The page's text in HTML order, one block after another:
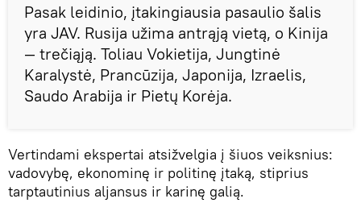
Pasak leidinio, įtakingiausia pasaulio šalis
yra JAV. Rusija užima antrąją vietą, o Kinija
— trečiąją. Toliau Vokietija, Jungtinė
Karalystė, Prancūzija, Japonija, Izraelis,
Saudo Arabija ir Pietų Korėja.
Vertindami ekspertai atsižvelgia į šiuos veiksnius:
vadovybę, ekonominę ir politinę įtaką, stiprius
tarptautinius aljansus ir karinę galią.